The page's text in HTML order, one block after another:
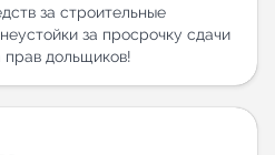
каналов в Telegram
за строительные
за просрочку сдачи
дольщиков!